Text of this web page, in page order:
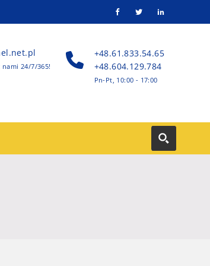
24/7/365!
+48.61.833.54.65
+48.604.129.784
Pn-Pt, 10:00 - 17:00